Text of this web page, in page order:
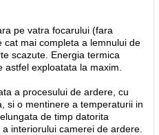
pe vatra focarului (fara
mai completa a lemnului de
scazute. Energia termica
exploatata la maxim.
a procesului de ardere, cu
si o mentinere a temperaturii in
de timp datorita
interiorului camerei de ardere.